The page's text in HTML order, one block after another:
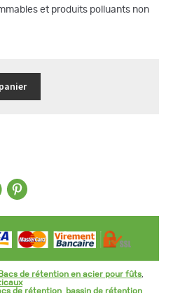
et produits polluants non
Bacs de rétention en acier pour fûts
de rétention bassin de rétention